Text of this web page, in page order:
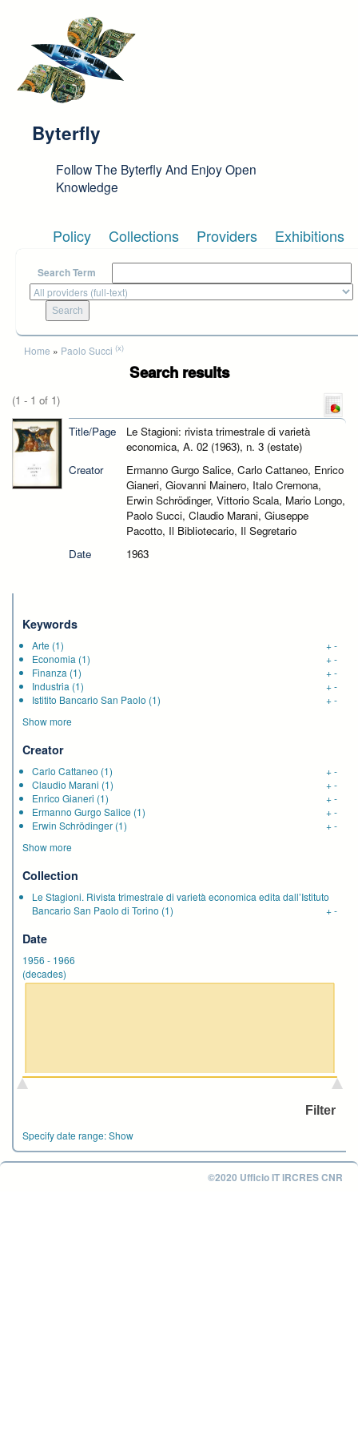
Byterfly
Follow The Byterfly And Enjoy Open
Knowledge
Policy Collections Providers Exhibitions
Search Term
You are here
Home » Paolo Succi (x)
Search results
(1 - 1 of 1)
Title/Page
Le Stagioni: rivista trimestrale di varietà
economica, A. 02 (1963), n. 3 (estate)
Creator
Ermanno Gurgo Salice, Carlo Cattaneo, Enrico
Gianeri, Giovanni Mainero, Italo Cremona,
Erwin Schrödinger, Vittorio Scala, Mario Longo,
Paolo Succi, Claudio Marani, Giuseppe
Pacotto, Il Bibliotecario, Il Segretario
Date
1963
Keywords
Arte (1) +-
Economia (1) +-
Finanza (1) +-
Industria (1) +-
Istitito Bancario San Paolo (1) +-
Show more
Creator
Carlo Cattaneo (1) +-
Claudio Marani (1) +-
Enrico Gianeri (1) +-
Ermanno Gurgo Salice (1) +-
Erwin Schrödinger (1) +-
Show more
Collection
Le Stagioni. Rivista trimestrale di varietà economica edita dall’Istituto
Bancario San Paolo di Torino (1) +-
Date
1956 - 1966
(decades)
Specify date range:Show
©2020 Ufficio IT IRCRES CNR